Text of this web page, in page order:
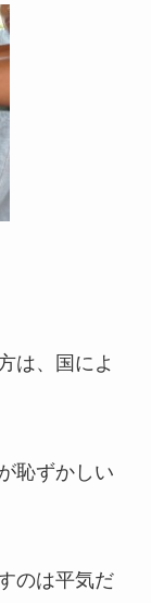
は、国によ
恥ずかしい
のは平気だ